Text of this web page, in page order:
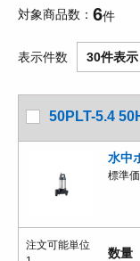
対象商品数 6件
表示件数 30件表示
50PLT-5.4
水中
標準
注文可能単位
数量